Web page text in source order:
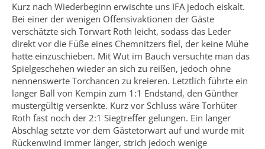
Kurz nach Wiederbeginn erwischte uns IFA jedoch eiskalt.
Bei einer der wenigen Offensivaktionen der Gäste
verschätzte sich Torwart Roth leicht, sodass das Leder
direkt vor die Füße eines Chemnitzers fiel, der keine Mühe
hatte einzuschieben. Mit Wut im Bauch versuchte man das
Spielgeschehen wieder an sich zu reißen, jedoch ohne
nennenswerte Torchancen zu kreieren. Letztlich führte ein
langer Ball von Kempin zum 1:1 Endstand, den Günther
mustergültig versenkte. Kurz vor Schluss wäre Torhüter
Roth fast noch der 2:1 Siegtreffer gelungen. Ein langer
Abschlag setzte vor dem Gästetorwart auf und wurde mit
Rückenwind immer länger, strich jedoch wenige